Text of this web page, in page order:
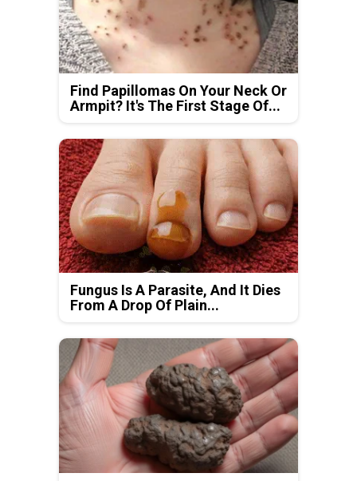
Find Papillomas On Your Neck Or
Armpit? It's The First Stage Of...
Fungus Is A Parasite, And It Dies
From A Drop Of Plain...